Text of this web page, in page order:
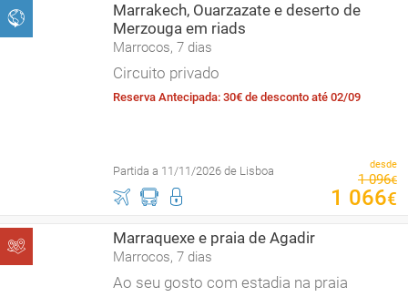
Marrakech, Ouarzazate e deserto de
Merzouga em riads
Marrocos, 7 dias
Circuito privado
Reserva Antecipada: 30€ de desconto até 02/09
Partida a 11/11/2026 de Lisboa desde
1 096€
1 066€
Marraquexe e praia de Agadir
Marrocos, 7 dias
Ao seu gosto com estadia na praia